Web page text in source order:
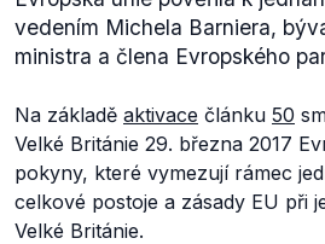
vedením Michela Barniera,
ministra a člena Evropského
Na základě aktivace článku 50
Velké Británie 29. března 2017
pokyny, které vymezují rámec
celkové postoje a zásady EU při
Velké Británie.